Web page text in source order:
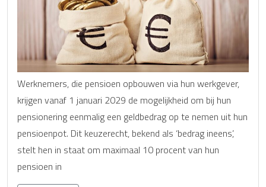
Werknemers, die pensioen opbouwen via hun werkgever,
krijgen vanaf 1 januari 2029 de mogelijkheid om bij hun
pensionering eenmalig een geldbedrag op te nemen uit hun
pensioenpot. Dit keuzerecht, bekend als ‘bedrag ineens’,
stelt hen in staat om maximaal 10 procent van hun
pensioen in